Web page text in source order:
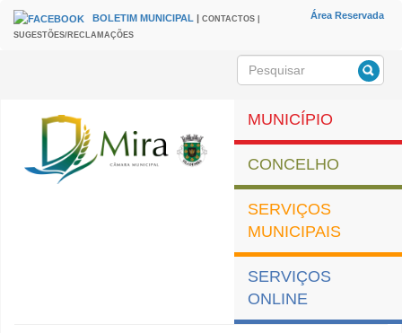
Passar para o conteúdo principal
HEADER
BOLETIM MUNICIPAL | CONTACTOS |
SUGESTÕES/RECLAMAÇÕES
secundário
Área Reservada
Formulário de
pesquisa
Pesquisar
MUNICÍPIO
CONCELHO
SERVIÇOS
MUNICIPAIS
SERVIÇOS
ONLINE